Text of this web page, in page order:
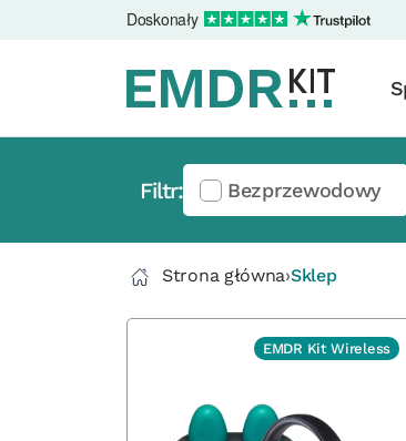
Doskonały
Filtr: Bezprzewodowy
Strona główna›Sklep
EMDR Kit Wireless